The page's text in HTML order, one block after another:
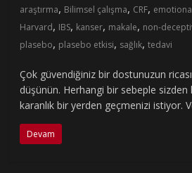
araştırma, Bilimsel çalışma, CRF,
Harvard, IBS, kanser, makale, non-
plasebo, plasebo etkisi, sağlık,tedavi
Çok güvendiğiniz bir dostunuzun
düşünün. Herhangi bir sebeple sizden
karanlık bir yerden geçmenizi istiyor.
Devam